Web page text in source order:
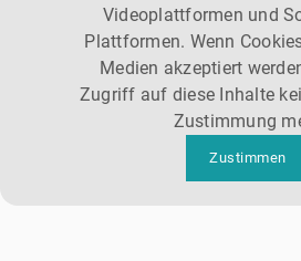
Videoplattformen und
Plattformen. Wenn
Medien akzeptiert
Zugriff auf diese Inhalte
Zustimmung
Zustimmen